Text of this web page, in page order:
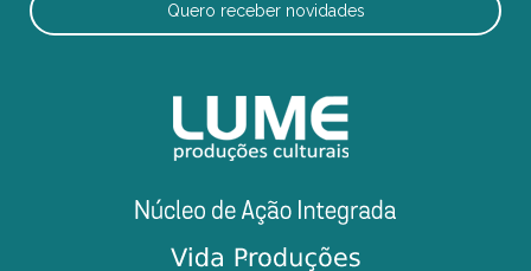
Quero receber novidades